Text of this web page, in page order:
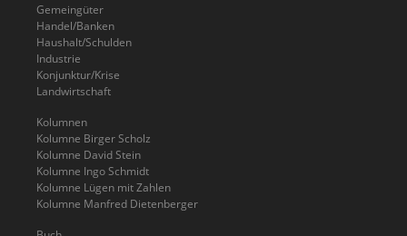
Gemeingüter
Handel/Banken
Haushalt/Schulden
Industrie
Konjunktur/Krise
Landwirtschaft
Kolumnen
Kolumne Birger Scholz
Kolumne David Stein
Kolumne Ingo Schmidt
Kolumne Lügen mit Zahlen
Kolumne Manfred Dietenberger